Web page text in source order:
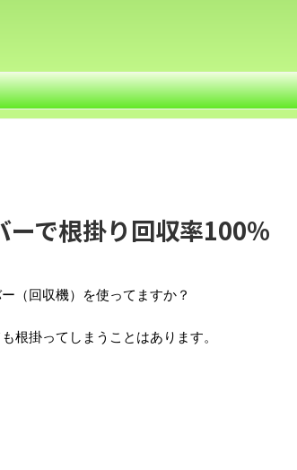
ーで根掛り回収率100%
（回収機）を使ってますか？
根掛ってしまうことはあります。